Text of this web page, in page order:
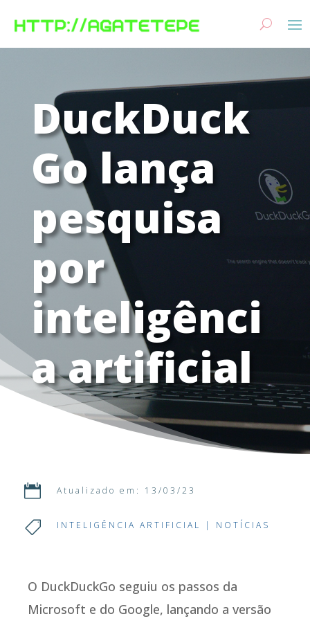
DuckDuck
Go lança
pesquisa
por
inteligênci
a artificial
 Atualizado em: 13/03/23
 INTELIGÊNCIA ARTIFICIAL | NOTÍCIAS
O DuckDuckGo seguiu os passos da
Microsoft e do Google, lançando a versão